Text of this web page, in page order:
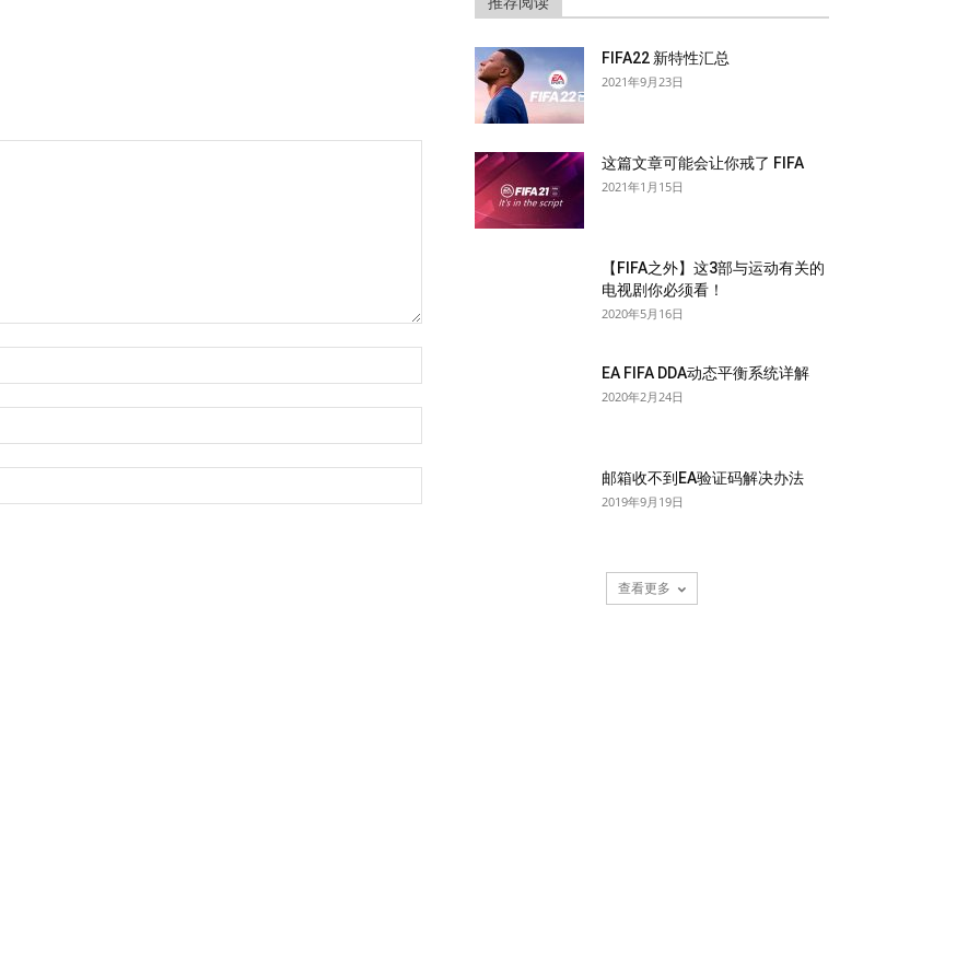
FIFA22 新特性汇总
2021年9月23日
这篇文章可能会让你戒了 FIFA
2021年1月15日
【FIFA之外】这3部与运动有关的
电视剧你必须看！
2020年5月16日
EA FIFA DDA动态平衡系统详解
2020年2月24日
邮箱收不到EA验证码解决办法
2019年9月19日
查看更多